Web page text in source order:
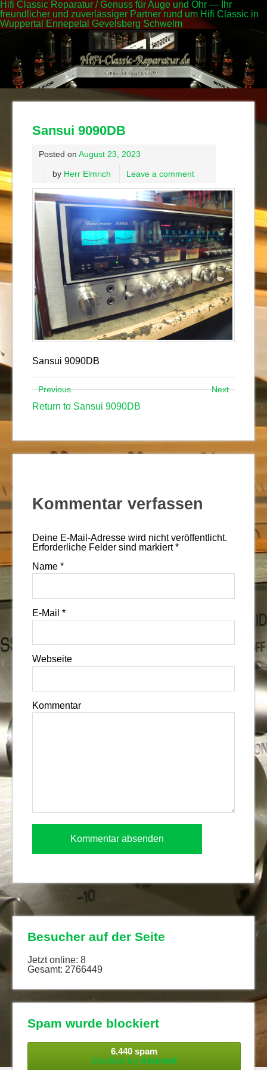
Hifi Classic Reparatur / Genuss für Auge und Ohr — Ihr
freundlicher und zuverlässiger Partner rund um Hifi Classic in
Wuppertal Ennepetal Gevelsberg Schwelm
Sansui 9090DB
Posted on August 23, 2023
by Herr Elmrich Leave a comment
Sansui 9090DB
Previous Next
Return to Sansui 9090DB
Kommentar verfassen
Deine E-Mail-Adresse wird nicht veröffentlicht.
Erforderliche Felder sind markiert*
Name *
E-Mail *
Webseite
Kommentar
Besucher auf der Seite
Jetzt online: 8
Gesamt: 2766449
Spam wurde blockiert
6.440 spam
blocked by Akismet